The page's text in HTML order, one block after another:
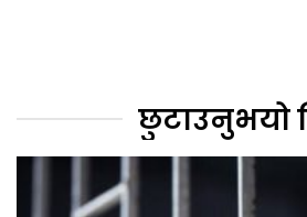
छुटाउनुभयो